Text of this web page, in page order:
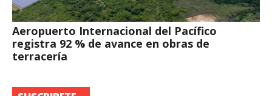
Aeropuerto Internacional del Pacífico
registra 92 % de avance en obras de
terracería